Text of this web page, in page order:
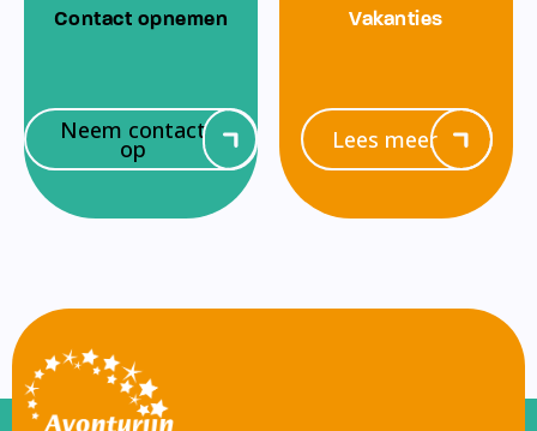
Contact opnemen
Neem contact
op
Vakanties
Lees meer